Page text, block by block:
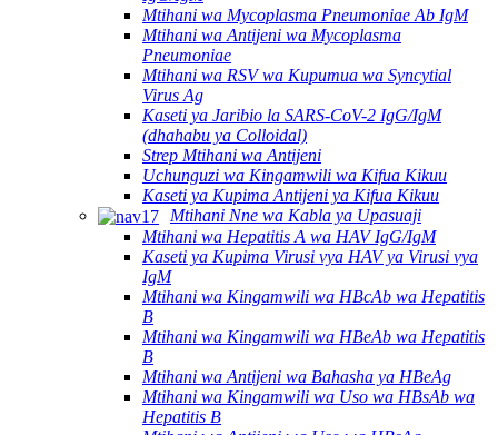
Mtihani wa Mycoplasma Pneumoniae Ab IgM
Mtihani wa Antijeni wa Mycoplasma
Pneumoniae
Mtihani wa RSV wa Kupumua wa Syncytial
Virus Ag
Kaseti ya Jaribio la SARS-CoV-2 IgG/IgM
(dhahabu ya Colloidal)
Strep Mtihani wa Antijeni
Uchunguzi wa Kingamwili wa Kifua Kikuu
Kaseti ya Kupima Antijeni ya Kifua Kikuu
Mtihani Nne wa Kabla ya Upasuaji
Mtihani wa Hepatitis A wa HAV IgG/IgM
Kaseti ya Kupima Virusi vya HAV ya Virusi vya
IgM
Mtihani wa Kingamwili wa HBcAb wa Hepatitis
B
Mtihani wa Kingamwili wa HBeAb wa Hepatitis
B
Mtihani wa Antijeni wa Bahasha ya HBeAg
Mtihani wa Kingamwili wa Uso wa HBsAb wa
Hepatitis B